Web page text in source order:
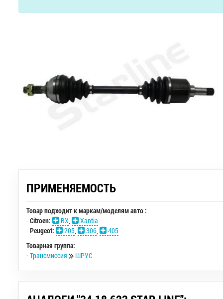
ПРИМЕНЯЕМОСТЬ
Товар подходит к маркам/моделям авто :
-Citroen: BX,
Xantia
-Peugeot: 205, 306,
405
Товарная группа:
-Трансмиссия ШРУС